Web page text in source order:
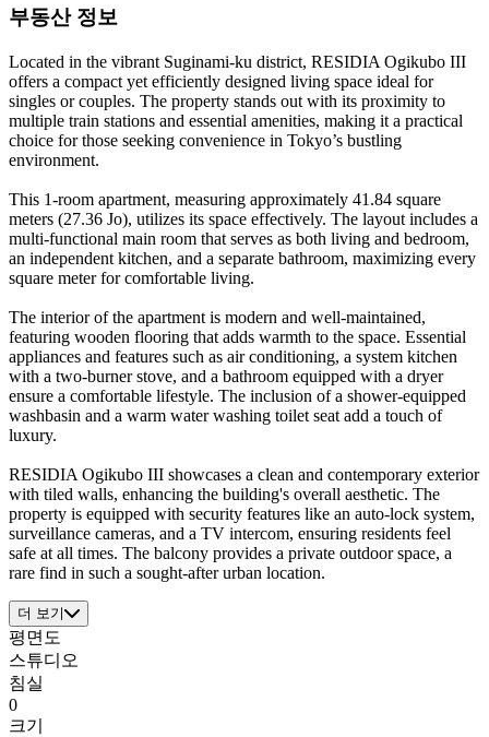
부동산 정보
Located in the vibrant Suginami-ku district, RESIDIA Ogikubo III
offers a compact yet efficiently designed living space ideal for
singles or couples. The property stands out with its proximity to
multiple train stations and essential amenities, making it a practical
choice for those seeking convenience in Tokyo’s bustling
environment.
This 1-room apartment, measuring approximately 41.84 square
meters (27.36 Jo), utilizes its space effectively. The layout includes a
multi-functional main room that serves as both living and bedroom,
an independent kitchen, and a separate bathroom, maximizing every
square meter for comfortable living.
The interior of the apartment is modern and well-maintained,
featuring wooden flooring that adds warmth to the space. Essential
appliances and features such as air conditioning, a system kitchen
with a two-burner stove, and a bathroom equipped with a dryer
ensure a comfortable lifestyle. The inclusion of a shower-equipped
washbasin and a warm water washing toilet seat add a touch of
luxury.
RESIDIA Ogikubo III showcases a clean and contemporary exterior
with tiled walls, enhancing the building's overall aesthetic. The
property is equipped with security features like an auto-lock system,
surveillance cameras, and a TV intercom, ensuring residents feel
safe at all times. The balcony provides a private outdoor space, a
rare find in such a sought-after urban location.
더 보기
평면도
스튜디오
침실
0
크기